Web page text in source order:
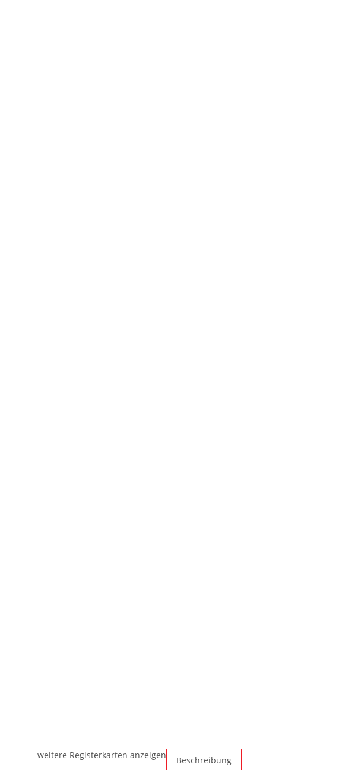
weitere Registerkarten anzeigen Beschreibung